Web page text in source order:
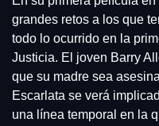
grandes retos a los que
todo lo ocurrido en la
Justicia. El joven Barry
que su madre sea
Escarlata se verá
una línea temporal en la